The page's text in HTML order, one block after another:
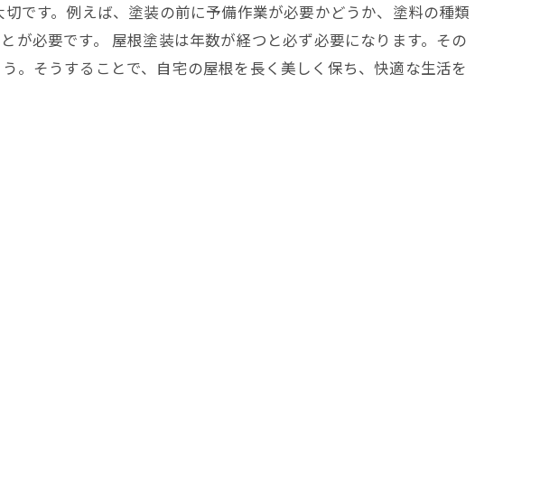
です。例えば、塗装の前に予備作業が必要かどうか、塗料の種類
が必要です。 屋根塗装は年数が経つと必ず必要になります。その
。そうすることで、自宅の屋根を長く美しく保ち、快適な生活を